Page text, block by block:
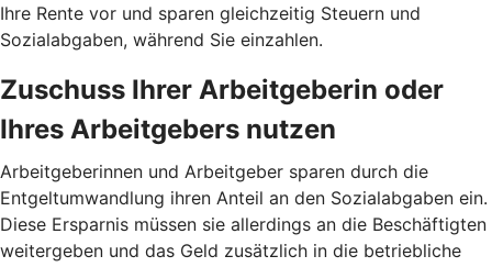
Ihre Rente vor und sparen gleichzeitig Steuern und
Sozialabgaben, während Sie einzahlen.
Zuschuss Ihrer Arbeitgeberin oder
Ihres Arbeitgebers nutzen
Arbeitgeberinnen und Arbeitgeber sparen durch die
Entgeltumwandlung ihren Anteil an den Sozialabgaben ein.
Diese Ersparnis müssen sie allerdings an die Beschäftigten
weitergeben und das Geld zusätzlich in die betriebliche